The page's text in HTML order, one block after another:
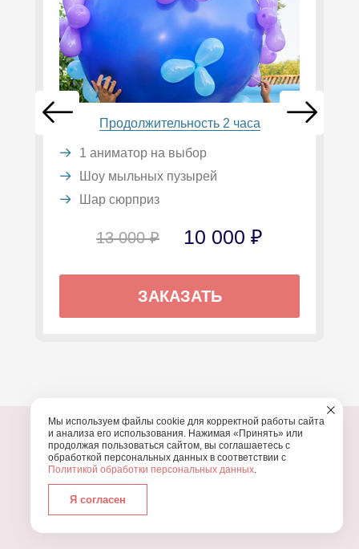
Продолжительность 2 часа
1 аниматор на выбор
Шоу мыльных пузырей
Шар сюрприз
13 000 ₽ 10 000 ₽
ЗАКАЗАТЬ
ПОЧЕМУ МЫ?
УЗНАЙТЕ, ПОЧЕМУ ПРОВЕДЕНИЕ
Мы используем файлы cookie для корректной работы сайта
и анализа его использования. Нажимая «Принять» или
продолжая пользоваться сайтом, вы соглашаетесь с
обработкой персональных данных в соответствии с
Политикой обработки персональных данных.
Я согласен